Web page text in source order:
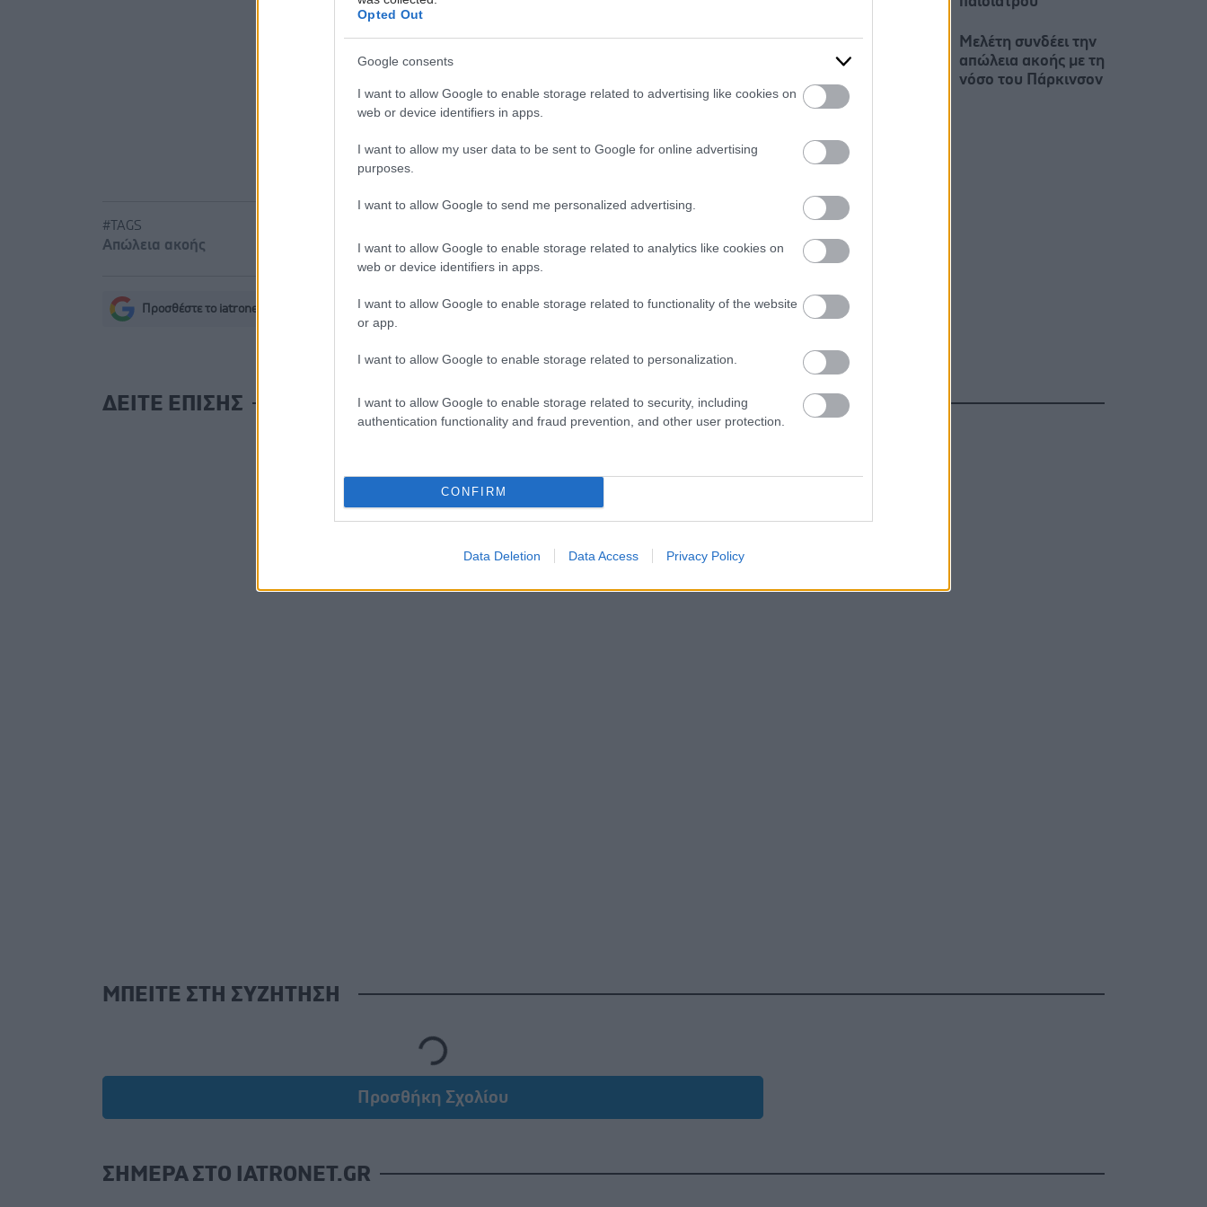
Opted Out
Google consents
I want to allow Google to enable storage related to advertising like cookies on
web or device identifiers in apps.
I want to allow my user data to be sent to Google for online advertising
purposes.
I want to allow Google to send me personalized advertising.
I want to allow Google to enable storage related to analytics like cookies on
web or device identifiers in apps.
I want to allow Google to enable storage related to functionality of the website
or app.
I want to allow Google to enable storage related to personalization.
I want to allow Google to enable storage related to security, including
authentication functionality and fraud prevention, and other user protection.
CONFIRM
Data Deletion Data Access Privacy Policy
Νέο φάρμακο για την παχυσαρκία: Σημαντική απώλεια βάρους
#TAGS
Απώλεια ακοής
Προσθέστε το iatronet.gr στο Discover
Μελέτη συνδέει την
απώλεια ακοής με τη
νόσο του Πάρκινσον
ΔΕΙΤΕ ΕΠΙΣΗΣ
ΜΠΕΙΤΕ ΣΤΗ ΣΥΖΗΤΗΣΗ
Loading...
Προσθήκη Σχολίου
ΣΗΜΕΡΑ ΣΤΟ IATRONET.GR